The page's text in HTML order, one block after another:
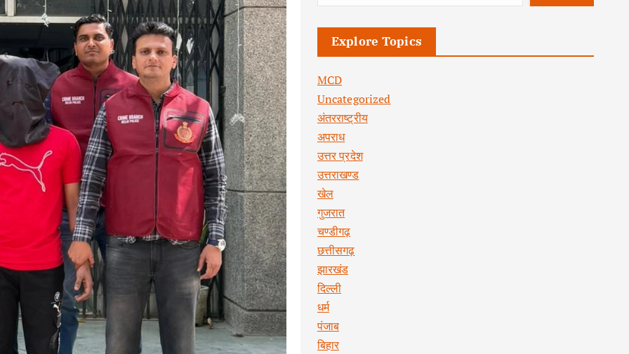
Explore Topics
MCD
Uncategorized
अंतरराष्ट्रीय
अपराध
उत्तर प्रदेश
उत्तराखण्ड
खेल
गुजरात
चण्डीगढ़
छत्तीसगढ़
झारखंड
दिल्ली
धर्म
पंजाब
बिहार